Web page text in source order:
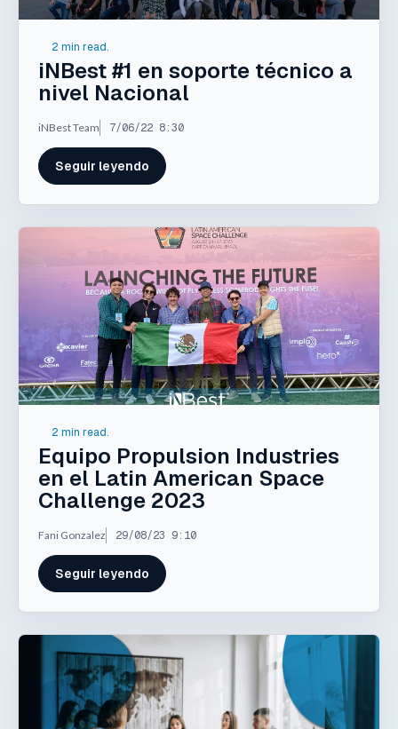
2 min read.
iNBest #1 en soporte técnico a
nivel Nacional
iNBest Team 7/06/22 8:30
Seguir leyendo
2 min read.
Equipo Propulsion Industries
en el Latin American Space
Challenge 2023
Fani Gonzalez 29/08/23 9:10
Seguir leyendo